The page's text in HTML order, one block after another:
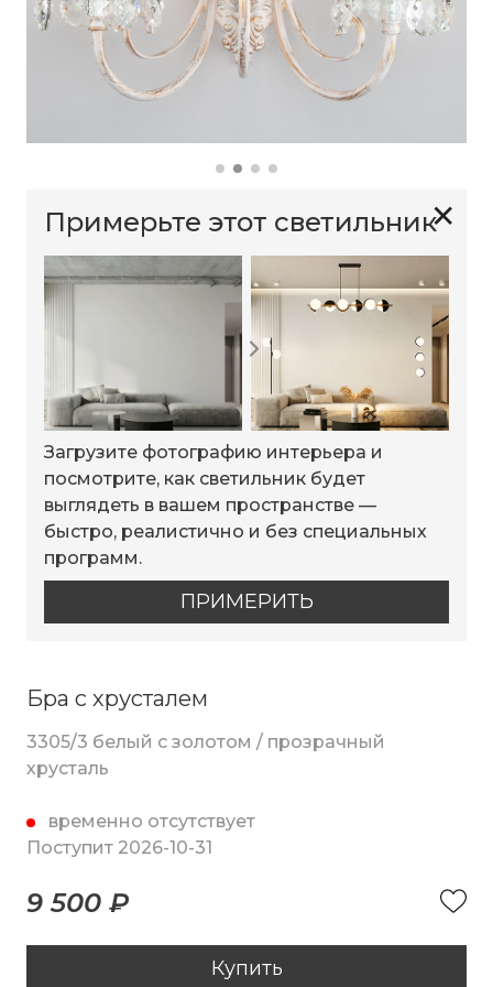
✕
Примерьте этот светильник
Загрузите фотографию интерьера и
посмотрите, как светильник будет
выглядеть в вашем пространстве —
быстро, реалистично и без специальных
программ.
ПРИМЕРИТЬ
Бра с хрусталем
3305/3 белый с золотом / прозрачный
хрусталь
временно отсутствует
Поступит 2026-10-31
9 500 ₽
Купить